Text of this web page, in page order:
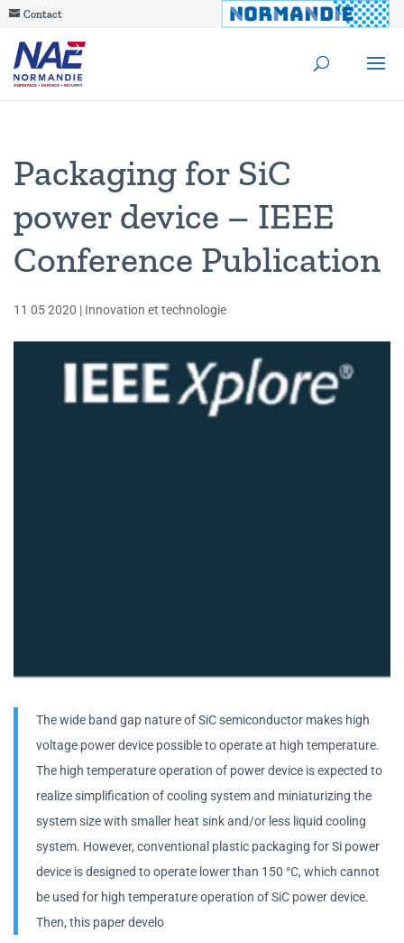
Contact
Packaging for SiC
power device – IEEE
Conference Publication
11 05 2020 | Innovation et technologie
The wide band gap nature of SiC semiconductor makes high
voltage power device possible to operate at high temperature.
The high temperature operation of power device is expected to
realize simplification of cooling system and miniaturizing the
system size with smaller heat sink and/or less liquid cooling
system. However, conventional plastic packaging for Si power
device is designed to operate lower than 150 °C, which cannot
be used for high temperature operation of SiC power device.
Then, this paper develo